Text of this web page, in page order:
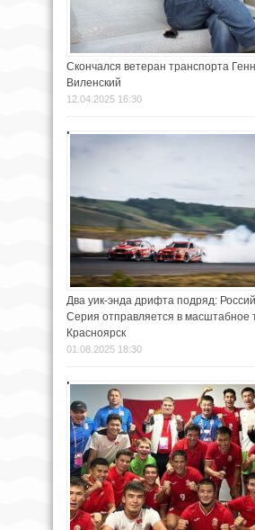
Скончался ветеран транспорта
Виленский
12.04.2025 16:30
Два уик-энда дрифта подряд:
Серия отправляется в масштабное
Красноярск
01.08.2025 18:30